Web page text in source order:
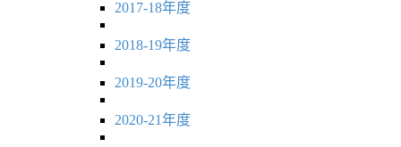
2017-18年度
2018-19年度
2019-20年度
2020-21年度